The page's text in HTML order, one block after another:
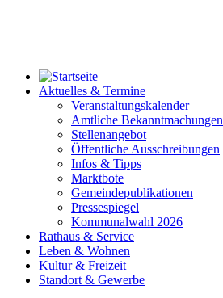
Aktuelles & Termine
Veranstaltungskalender
Amtliche Bekanntmachungen
Stellenangebot
Öffentliche Ausschreibungen
Infos & Tipps
Marktbote
Gemeindepublikationen
Pressespiegel
Kommunalwahl 2026
Rathaus & Service
Leben & Wohnen
Kultur & Freizeit
Standort & Gewerbe